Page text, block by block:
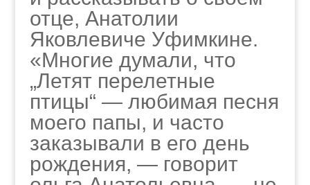
отце, Анатолии
Яковлевиче Уфимкине.
«Многие думали, что
„Летят перелетные
птицы“ — любимая песня
моего папы, и часто
заказывали в его день
рождения, — говорит